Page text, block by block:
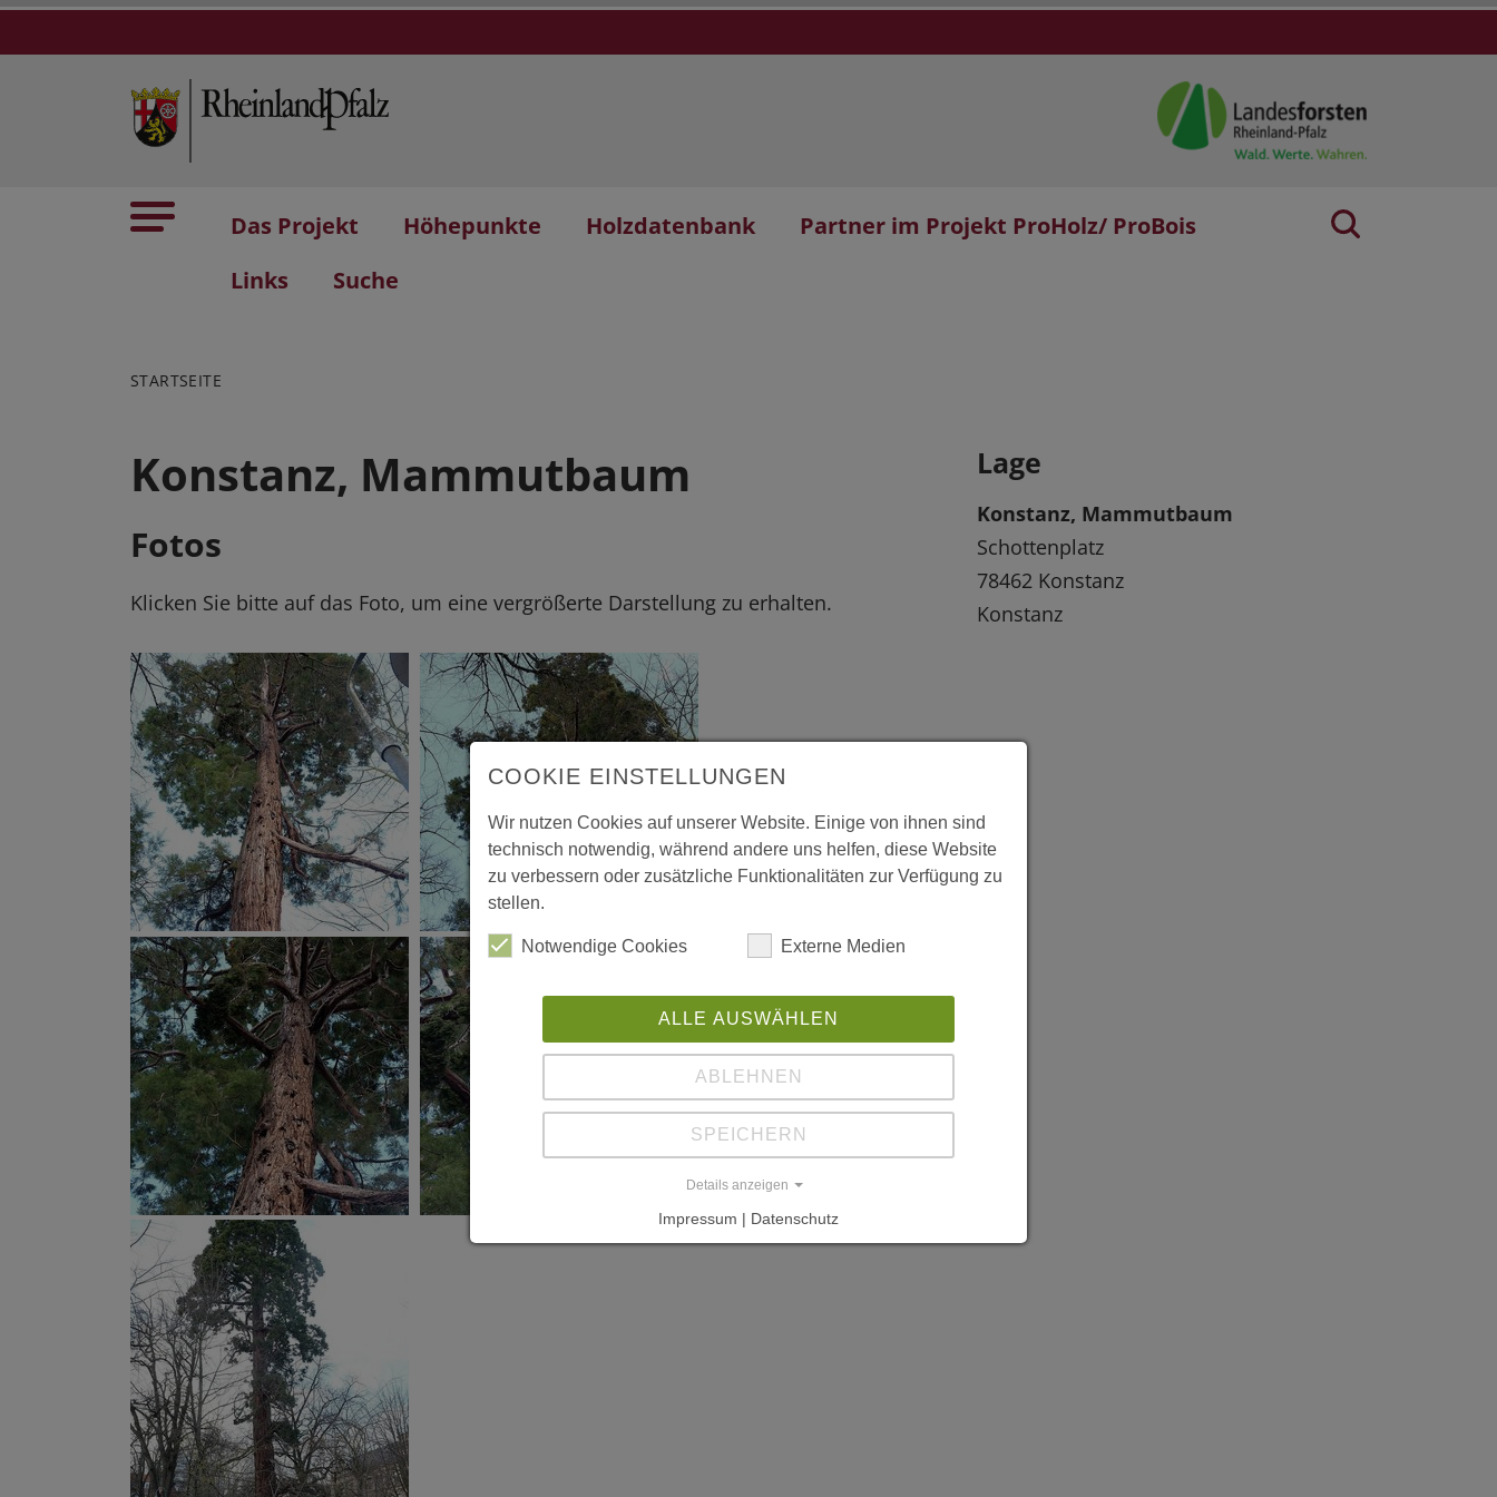
Das Projekt Höhepunkte Holzdatenbank
Partner im Projekt ProHolz/ ProBois
Links
Suche
STARTSEITE
Konstanz, Mammutbaum
Fotos
Klicken Sie bitte auf das Foto, um eine vergrößerte Darstellung zu erhalten.
Lage
Konstanz, Mammutbaum
Schottenplatz
78462 Konstanz
Konstanz
COOKIE EINSTELLUNGEN
Wir nutzen Cookies auf unserer Website. Einige von ihnen sind
technisch notwendig, während andere uns helfen, diese Website
zu verbessern oder zusätzliche Funktionalitäten zur Verfügung zu
stellen.
Notwendige Cookies Externe Medien
ALLE AUSWÄHLEN
ABLEHNEN
SPEICHERN
Details anzeigen
Impressum | Datenschutz